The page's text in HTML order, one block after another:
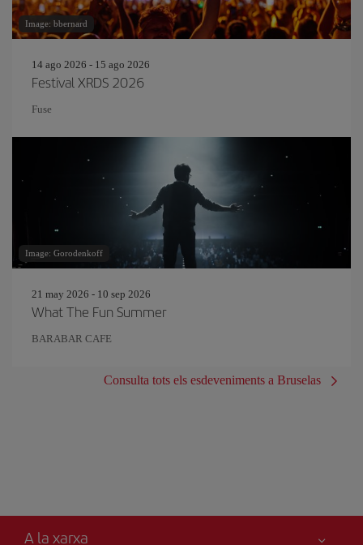
Image: bbernard
14 ago 2026 - 15 ago 2026
Festival XRDS 2026
Fuse
Image: Gorodenkoff
21 may 2026 - 10 sep 2026
What The Fun Summer
BARABAR CAFE
Consulta tots els esdeveniments a Bruselas
A la xarxa